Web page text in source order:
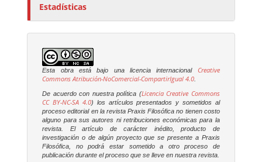
Estadísticas
Esta obra está bajo una licencia internacional
Creative
Commons Atribución-NoComercial-CompartirIgual 4.0
De acuerdo con nuestra política (Licencia Creative Commons
CC BY-NC-SA 4.0) los artículos presentados y sometidos al
proceso editorial en la revistaPraxis Filosófica no tienen costo
alguno para sus autores ni retribuciones económicas para la
revista. El artículo de carácter inédito, producto de
investigación o de algún proyecto que se presente a Praxis
Filosófica , no podrá estar sometido a otro proceso de
publicación durante el proceso que se lleve en nuestra revista.